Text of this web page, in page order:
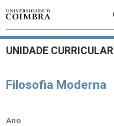
UNIDADE CURRICULAR
Filosofia Moderna
Ano